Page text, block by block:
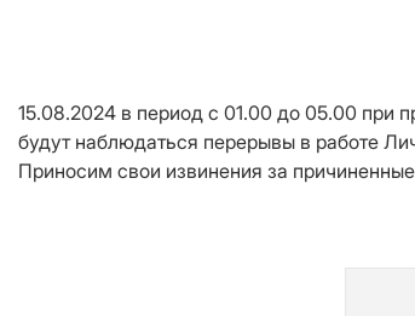
15.08.2024 в период с 01.00 до 05.00 при
будут наблюдаться перерывы в работе
Приносим свои извинения за